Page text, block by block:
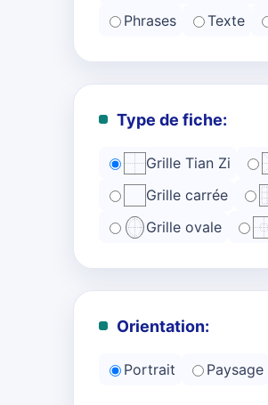
Phrases
Texte
Type de fiche:
Grille Tian Zi
Grille carrée
Grille ovale
Orientation:
Portrait Paysage